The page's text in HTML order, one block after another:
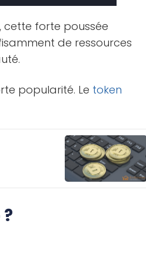
cette forte poussée
de ressources
popularité. Le token